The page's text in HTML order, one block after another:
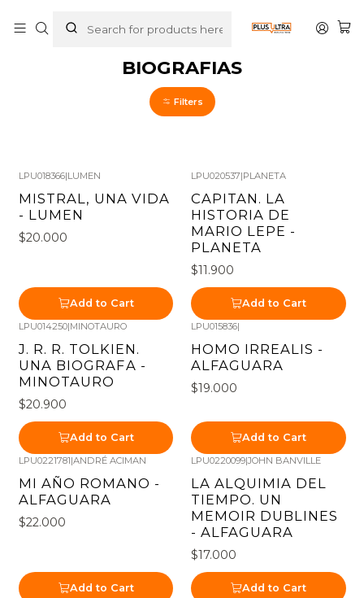
BIOGRAFIAS
Filters
LPU018366|LUMEN
MISTRAL, UNA VIDA
- LUMEN
$20.000
Add to Cart
LPU020537|PLANETA
CAPITAN. LA
HISTORIA DE
MARIO LEPE -
PLANETA
$11.900
Add to Cart
LPU014250|MINOTAURO
J. R. R. TOLKIEN.
UNA BIOGRAFA -
MINOTAURO
$20.900
Add to Cart
LPU015836|
HOMO IRREALIS -
ALFAGUARA
$19.000
Add to Cart
LPU0221781|ANDRÉ ACIMAN
MI AÑO ROMANO -
ALFAGUARA
$22.000
Add to Cart
LPU0220099|JOHN BANVILLE
LA ALQUIMIA DEL
TIEMPO. UN
MEMOIR DUBLINES
- ALFAGUARA
$17.000
Add to Cart